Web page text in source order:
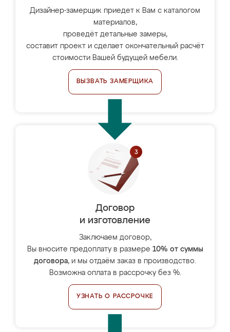
Дизайнер-замерщик приедет к Вам с каталогом
материалов,
проведёт детальные замеры,
составит проект и сделает окончательный расчёт
стоимости Вашей будущей мебели.
ВЫЗВАТЬ ЗАМЕРЩИКА
Договор
и изготовление
Заключаем договор,
Вы вносите предоплату в размере 10% от суммы
договора, и мы отдаём заказ в производство.
Возможна оплата в рассрочку без %.
УЗНАТЬ О РАССРОЧКЕ